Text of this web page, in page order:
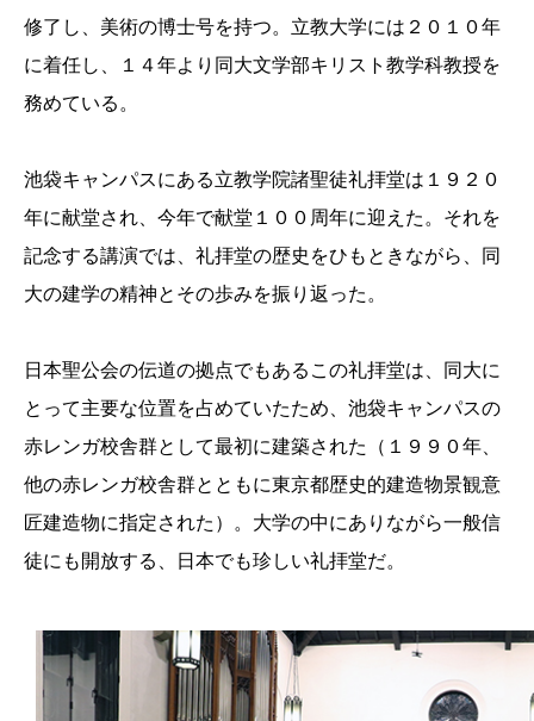
修了し、美術の博士号を持つ。立教大学には２０１０年
に着任し、１４年より同大文学部キリスト教学科教授を
務めている。
池袋キャンパスにある立教学院諸聖徒礼拝堂は１９２０
年に献堂され、今年で献堂１００周年に迎えた。それを
記念する講演では、礼拝堂の歴史をひもときながら、同
大の建学の精神とその歩みを振り返った。
日本聖公会の伝道の拠点でもあるこの礼拝堂は、同大に
とって主要な位置を占めていたため、池袋キャンパスの
赤レンガ校舎群として最初に建築された（１９９０年、
他の赤レンガ校舎群とともに東京都歴史的建造物景観意
匠建造物に指定された）。大学の中にありながら一般信
徒にも開放する、日本でも珍しい礼拝堂だ。